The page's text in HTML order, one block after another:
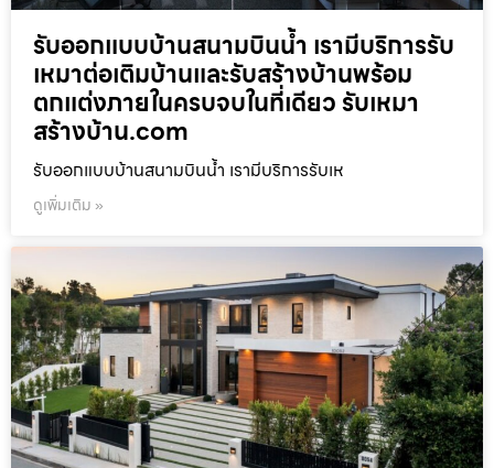
รับออกแบบบ้านสนามบินน้ำ เรามีบริการรับ
เหมาต่อเติมบ้านและรับสร้างบ้านพร้อม
ตกแต่งภายในครบจบในที่เดียว รับเหมา
สร้างบ้าน.com
รับออกแบบบ้านสนามบินน้ำ เรามีบริการรับเห
ดูเพิ่มเติม »